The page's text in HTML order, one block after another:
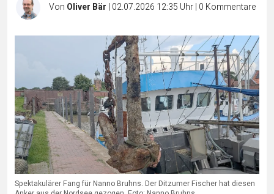
Von Oliver Bär | 02.07.2026 12:35 Uhr| 0 Kommentare
Spektakulärer Fang für Nanno Bruhns. Der Ditzumer Fischer hat diesen